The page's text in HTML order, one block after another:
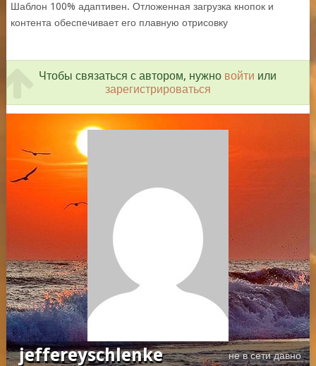
Шаблон 100% адаптивен. Отложенная загрузка кнопок и
контента обеспечивает его плавную отрисовку
Чтобы связаться с автором, нужно войти или
зарегистрироваться
jeffereyschlenke не в сети давно